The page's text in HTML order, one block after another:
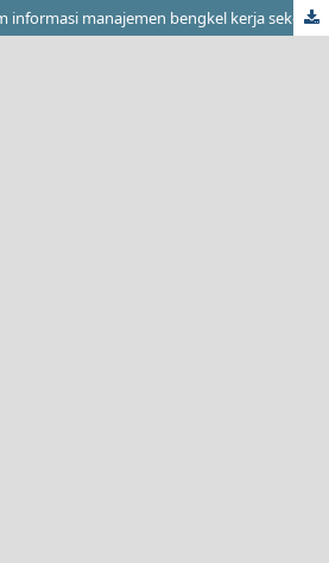
Pengembangan sistem informasi manajemen bengkel kerja sekolah menengah kejuruan